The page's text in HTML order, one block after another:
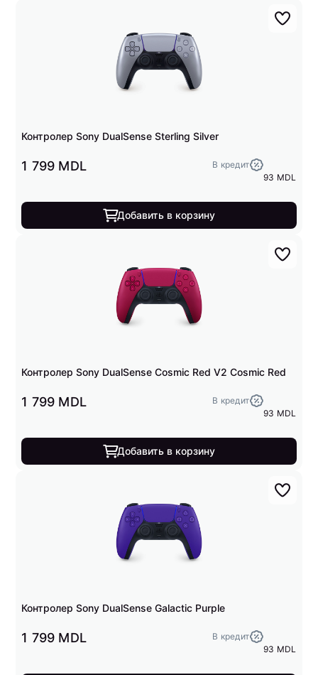
Контролер Sony DualSense Sterling Silver
1 799 MDL
В кредит
93 MDL
Добавить в корзину
Контролер Sony DualSense Cosmic Red V2 Cosmic Red
1 799 MDL
В кредит
93 MDL
Добавить в корзину
Контролер Sony DualSense Galactic Purple
1 799 MDL
В кредит
93 MDL